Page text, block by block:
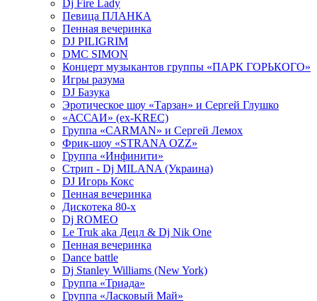
Dj Fire Lady
Певица ПЛАНКА
Пенная вечеринка
DJ PILIGRIM
DMC SIMON
Концерт музыкантов группы «ПАРК ГОРЬКОГО»
Игры разума
DJ Базука
Эротическое шоу «Тарзан» и Сергей Глушко
«АССАИ» (ex-KREC)
Группа «CARMAN» и Сергей Лемох
Фрик-шоу «STRANA OZZ»
Группа «Инфинити»
Стрип - Dj MILANA (Украина)
DJ Игорь Кокс
Пенная вечеринка
Дискотека 80-х
Dj ROMEO
Le Truk aka Децл & Dj Nik One
Пенная вечеринка
Dance battle
Dj Stanley Williams (New York)
Группа «Триада»
Группа «Ласковый Май»